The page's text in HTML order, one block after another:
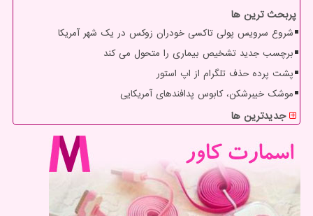
پربحث ترین ها
شروع سرویس پولی تاکسی خودران زوکس در یک شهر آمریکا
برچسب جدید تشخیص بیماری را متحول می کند
پشت پرده حذف تلگرام از اپ استور
موشک خیبرشکن، کابوس پدافندهای آمریکایی
جدیدترین ها